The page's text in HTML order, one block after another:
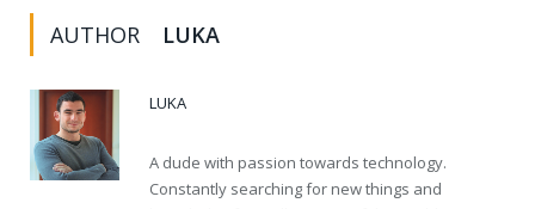
AUTHOR LUKA
LUKA
A dude with passion towards technology.
Constantly searching for new things and